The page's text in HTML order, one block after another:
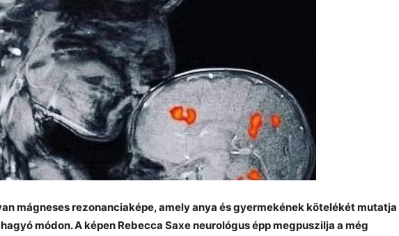
mágneses rezonanciaképe, amely anya és gyermekének kötelékét mutatja
módon. A képen Rebecca Saxe neurológus épp megpuszilja a még